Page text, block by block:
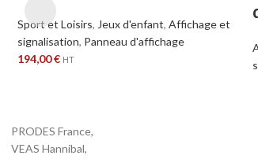
Sport et Loisirs, Jeux d'enfant, Affichage et
signalisation, Panneau d'affichage
194,00€ HT
PRODES France,
VEAS Hannibal,